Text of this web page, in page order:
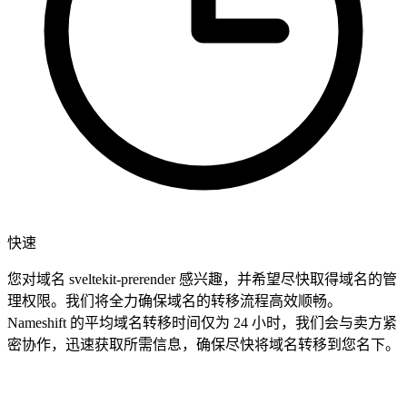
快速
您对域名 sveltekit-prerender 感兴趣，并希望尽快取得域名的管
理权限。我们将全力确保域名的转移流程高效顺畅。
Nameshift 的平均域名转移时间仅为 24 小时，我们会与卖方紧
密协作，迅速获取所需信息，确保尽快将域名转移到您名下。